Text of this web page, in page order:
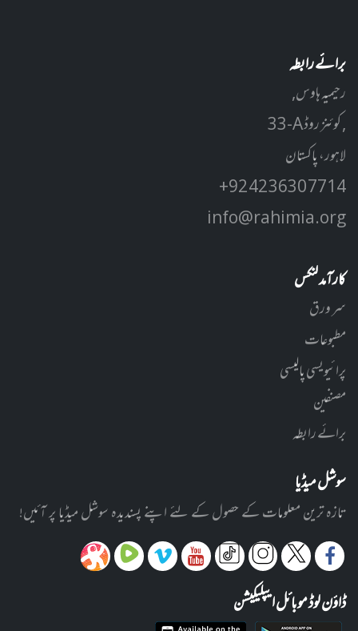
برائے رابطہ
رحیمیہ ہاوس,
33-A کوئنز روڈ ,
لاہور، پاکستان
+92 42 3630 7714
info@rahimia.org
کارآمد لنکس
سر ورق
مطبوعات
پرائیویسی پالیسی
مصنفین
برائے رابطہ
سوشل میڈیا
تازہ ترین معلومات کے حصول کے لئے اپنے پسندیدہ سوشل میڈیا پر آئیں!
ڈاؤن لوڈ موبائل ایپلیکیشن